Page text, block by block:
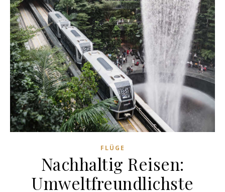
FLÜGE
Nachhaltig Reisen:
Umweltfreundlichste